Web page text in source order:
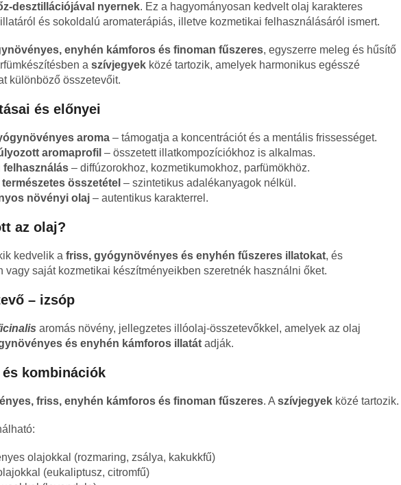
desztillációjával nyernek. Ez a hagyományosan kedvelt olaj karakteres
és sokoldalú aromaterápiás, illetve kozmetikai felhasználásáról ismert.
enyhén kámforos és finoman fűszeres, egyszerre meleg és hűsítő
a szívjegyek közé tartozik, amelyek harmonikus egésszé
különböző összetevőit.
és előnyei
aroma – támogatja a koncentrációt és a mentális frissességet.
aromaprofil – összetett illatkompozíciókhoz is alkalmas.
– diffúzorokhoz, kozmetikumokhoz, parfümökhöz.
összetétel – szintetikus adalékanyagok nélkül.
növényi olaj – autentikus karakterrel.
az olaj?
kedvelik a friss, gyógynövényes és enyhén fűszeres illatokat, és
vagy saját kozmetikai készítményeikben szeretnék használni őket.
– izsóp
aromás növény, jellegzetes illóolaj-összetevőkkel, amelyek az olaj
és enyhén kámforos illatát adják.
kombinációk
friss, enyhén kámforos és finoman fűszeres. A szívjegyek közé tartozik.
olajokkal (rozmaring, zsálya, kakukkfű)
(eukaliptusz, citromfű)